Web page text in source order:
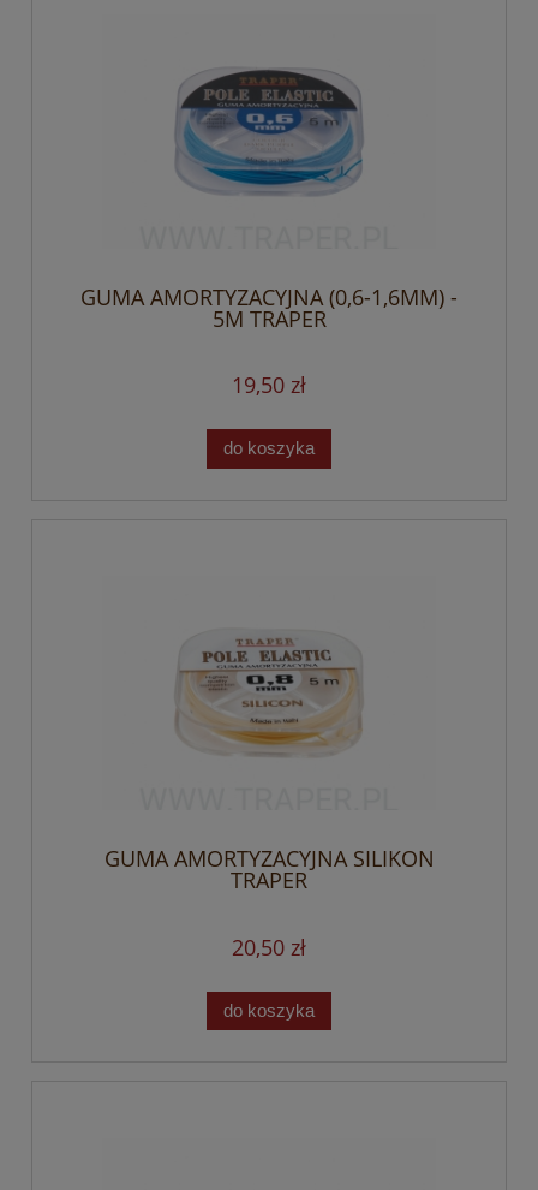
GUMA AMORTYZACYJNA (0,6-1,6MM) -
5M TRAPER
19,50 zł
do koszyka
GUMA AMORTYZACYJNA SILIKON
TRAPER
20,50 zł
do koszyka